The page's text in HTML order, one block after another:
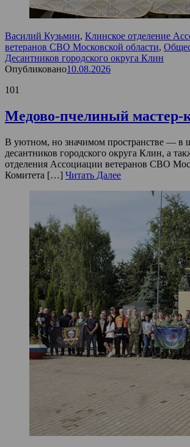
Василий Кузьмин, Клинское отделение
ветеранов СВО Московской области,
Десантников городского округа Клин
Опубликовано10.08.2026
101
Медово-пчелиный мастер-
В уютном, но значимом пространстве — в
десантников городского округа Клин, а
отделения Ассоциации ветеранов СВО
Комитета […] Читать Далее